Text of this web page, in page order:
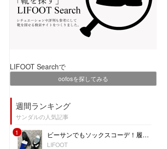
LIFOOT Searchで
oofosを探してみる
週間ランキング
サンダルの人気記事
1
ビーサンでもソックスコーデ！履いたほうが快適なサンダルソックスをご紹介
LIFOOT